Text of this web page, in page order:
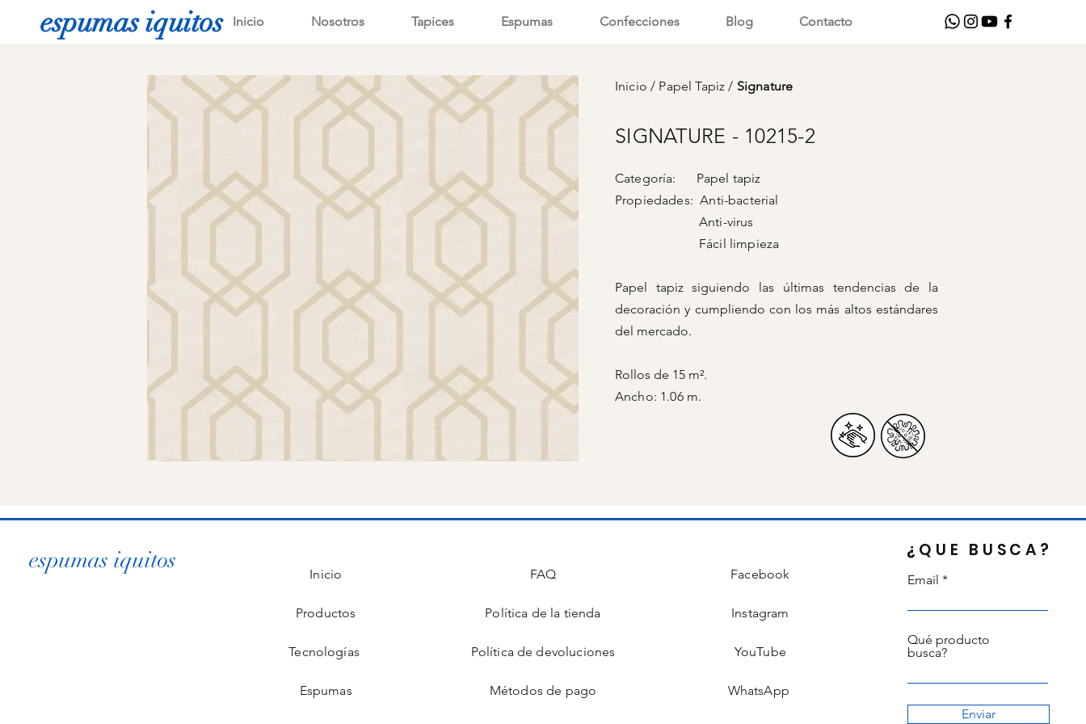
espumas iquitos Inicio Nosotros Tapices Espumas Confecciones Blog Contacto
Inicio/ Papel Tapiz/ Signature
SIGNATURE - 10215-2
Categoría: Papel tapiz
Propiedades: Anti-bacterial
Anti-virus
Fácil limpieza
Papel tapiz siguiendo las últimas tendencias de la
decoración y cumpliendo con los más altos estándares
del mercado.
Rollos de 15 m².
Ancho: 1.06 m.
espumas iquitos
Inicio
Productos
Tecnologías
Espumas
FAQ
Política de la tienda
Política de devoluciones
Métodos de pago
Facebook
Instagram
YouTube
WhatsApp
¿QUE BUSCA?
Email
Qué producto
busca?
Enviar